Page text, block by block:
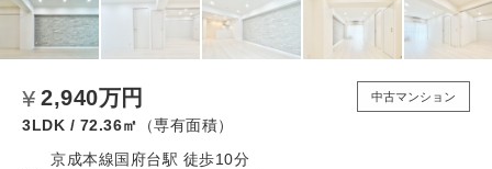
2,940万円
3LDK / 72.36㎡ （専有面積）
中古マンション
京成本線国府台駅 徒歩10分